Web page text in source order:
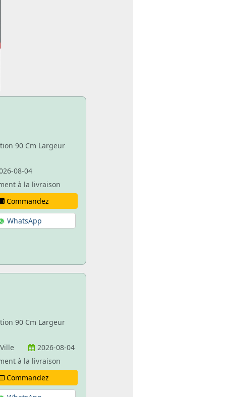
90 Cm Largeur
08-04
à la livraison
Commandez
WhatsApp
90 Cm Largeur
2026-08-04
à la livraison
Commandez